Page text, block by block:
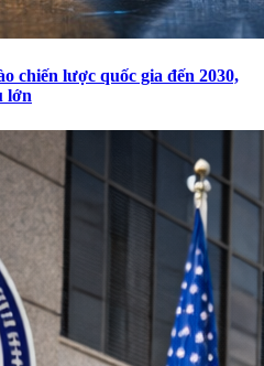
chiến lược quốc gia đến 2030,
lớn